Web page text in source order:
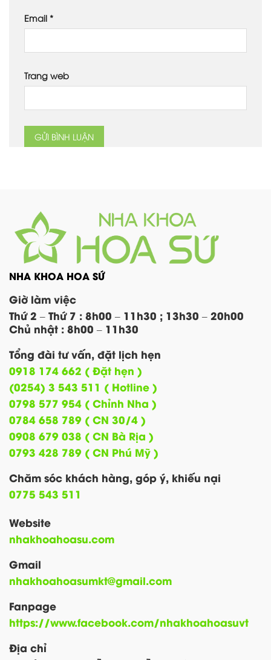
Email *
Trang web
NHA KHOA HOA SỨ
Giờ làm việc
Thứ 2 – Thứ 7 : 8h00 – 11h30 ; 13h30 – 20h00
Chủ nhật : 8h00 – 11h30
Tổng đài tư vấn, đặt lịch hẹn
0918 174 662 ( Đặt hẹn )
(0254) 3 543 511 ( Hotline )
0798 577 954 ( Chỉnh Nha )
0784 658 789 ( CN 30/4 )
0908 679 038 ( CN Bà Rịa )
0793 428 789 ( CN Phú Mỹ )
Chăm sóc khách hàng, góp ý, khiếu nại
0775 543 511
Website
nhakhoahoasu.com
Gmail
nhakhoahoasumkt@gmail.com
Fanpage
https://www.facebook.com/nhakhoahoasuvt
Địa chỉ